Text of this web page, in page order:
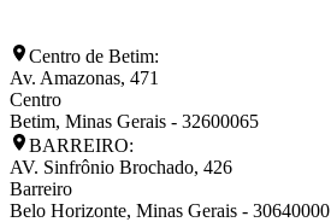
Centro de Betim:
Av. Amazonas, 471
Centro
Betim, Minas Gerais - 32600065
BARREIRO:
AV. Sinfrônio Brochado, 426
Barreiro
Belo Horizonte, Minas Gerais - 30640000